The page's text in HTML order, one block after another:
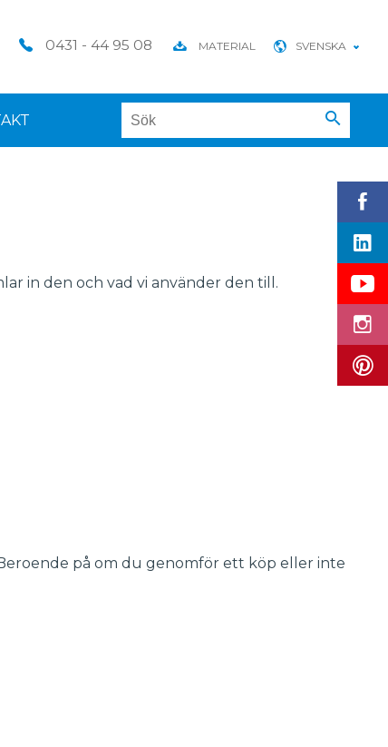
SVENSKA
0431 - 44 95 08 MATERIAL
in den och vad vi använder den till.
på om du genomför ett köp eller inte